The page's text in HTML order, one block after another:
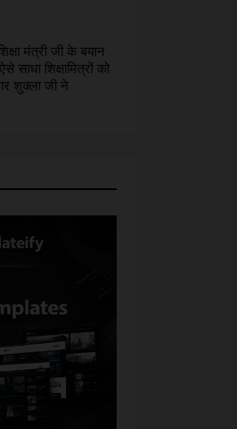
मंत्री जी के बयान
साधा शिक्षामित्रों को
शुक्ला जी ने